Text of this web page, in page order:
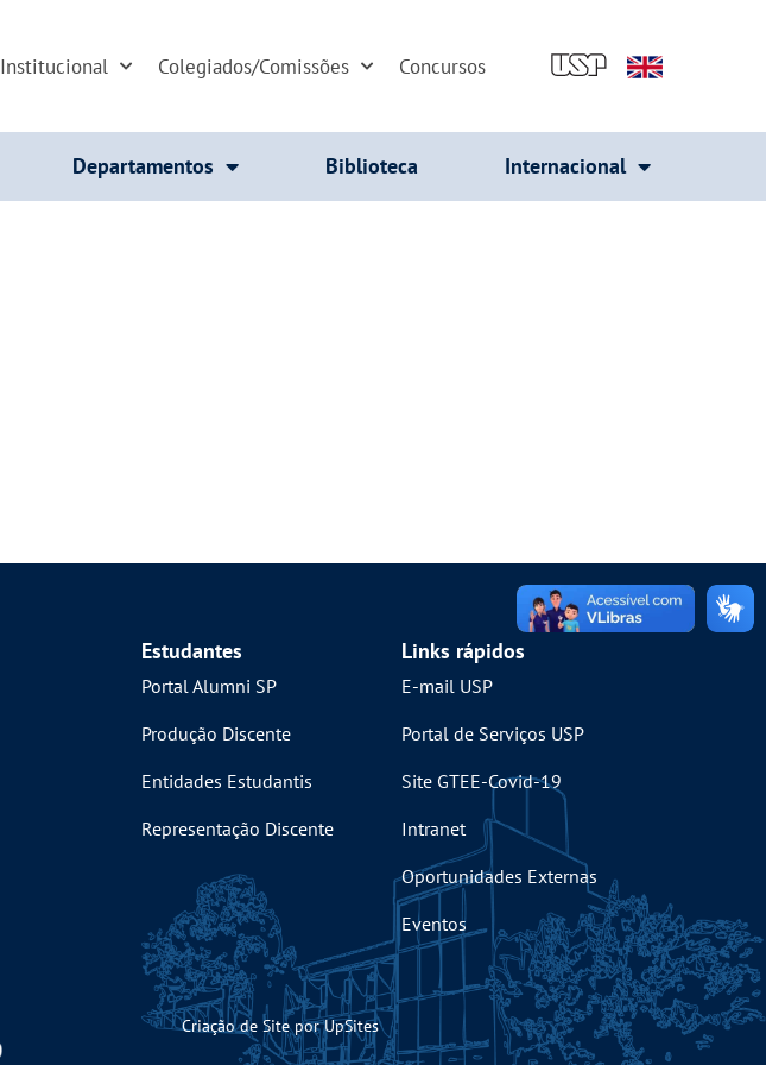
Institucional Colegiados/Comissões Concursos
Departamentos Biblioteca Internacional
Estudantes
Portal Alumni SP
Produção Discente
Entidades Estudantis
Representação Discente
Links rápidos
E-mail USP
Portal de Serviços USP
Site GTEE-Covid-19
Intranet
Oportunidades Externas
Eventos
Criação de Site por UpSites